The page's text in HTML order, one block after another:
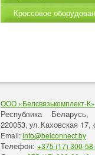
Кроссовое
ООО «Белсвязькомплект-К»
Республика
220053, ул. Каховская
Email:info@belconnect.by
Телефон: +375 (17) 300-